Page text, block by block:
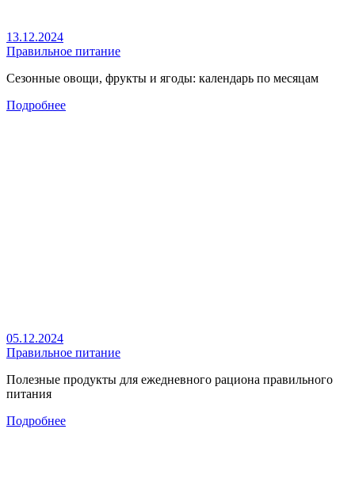
13.12.2024
Правильное питание
Сезонные овощи, фрукты и ягоды: календарь по месяцам
Подробнее
05.12.2024
Правильное питание
Полезные продукты для ежедневного рациона правильного
питания
Подробнее